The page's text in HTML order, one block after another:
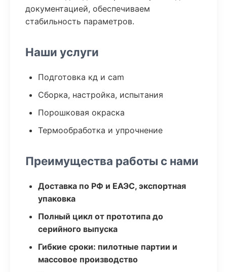
документацией, обеспечиваем
стабильность параметров.
Наши услуги
Подготовка кд и cam
Сборка, настройка, испытания
Порошковая окраска
Термообработка и упрочнение
Преимущества работы с нами
Доставка по РФ и ЕАЭС, экспортная
упаковка
Полный цикл от прототипа до
серийного выпуска
Гибкие сроки: пилотные партии и
массовое производство